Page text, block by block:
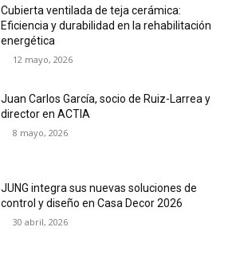
Cubierta ventilada de teja cerámica:
Eficiencia y durabilidad en la rehabilitación
energética
12 mayo, 2026
Juan Carlos García, socio de Ruiz-Larrea y
director en ACTIA
8 mayo, 2026
JUNG integra sus nuevas soluciones de
control y diseño en Casa Decor 2026
30 abril, 2026